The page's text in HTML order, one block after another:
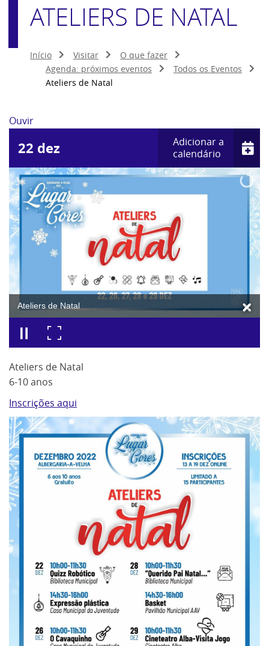
ATELIERS DE NATAL
Início Visitar
O que fazer
Agenda: próximos eventos
Todos os Eventos
Ateliers de Natal
Ouvir
22 dez
Adicionar a
calendário
Ateliers de Natal
Ateliers de Natal
6-10 anos
Inscrições aqui